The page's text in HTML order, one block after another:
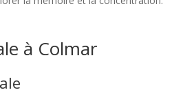
à Colmar